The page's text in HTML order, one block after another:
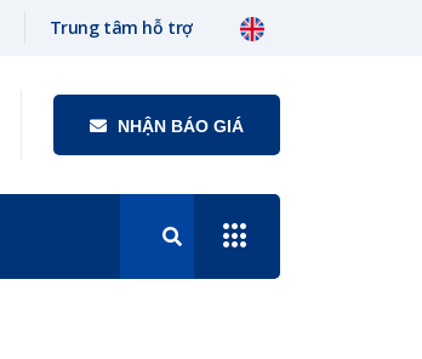
Trung tâm hỗ trợ
NHẬN BÁO GIÁ